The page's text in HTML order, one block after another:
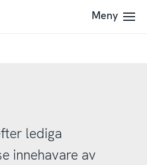
Meny
lediga
innehavare av